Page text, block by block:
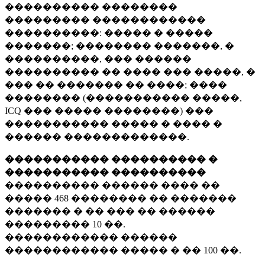
���������� ��������
��������� ������������
����������: ����� � �����
�������; �������� �������, �
����������, ��� ������
���������� �� ���� ��� �����, �
��� �� ������� �� ����; ����
�������� (����������� �����,
ICQ ��� ����� ��������) ���
����������� ����� � ���� �
������ �������������.
����������� ���������� �
����������� ����������
���������� ������ ���� ��
����� 468 �������� �� �������
������� � �� ��� �� ������
��������� 10 ��.
������������ ������
������������ ����� � �� 100 ��.